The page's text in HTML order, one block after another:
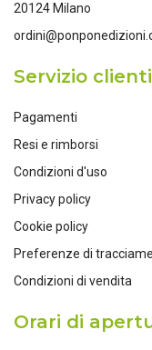
20124 Milano
Servizio clienti
Pagamenti
Resi e rimborsi
Condizioni d'uso
Privacy policy
Cookie policy
Preferenze di
Condizioni di vendita
Orari di